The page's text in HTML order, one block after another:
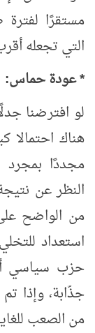
مستقرًا
التي تجعله
* عودة حماس:
لو افترضنا
هناك احتمالا
مجددًا بمجرد
النظر عن
من الواضح
استعداد
حزب سياسي
جذّابة، وإذا
من الصعب